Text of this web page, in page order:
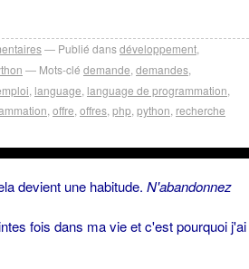
Publié dansdéveloppement
Mots-clé demande demandes
language language de programmation
offre offres php python recherche
devient une habitude. N'abandonnez
fois dans ma vie et c'est pourquoi j'ai